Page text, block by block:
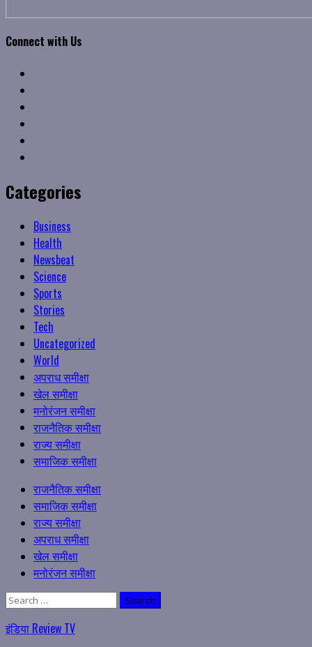
Connect with Us
Categories
Business
Health
Newsbeat
Science
Sports
Stories
Tech
Uncategorized
World
अपराध समीक्षा
खेल समीक्षा
मनोरंजन समीक्षा
राजनैतिक समीक्षा
राज्य समीक्षा
समाजिक समीक्षा
Primary
Menu
राजनैतिक समीक्षा
समाजिक समीक्षा
राज्य समीक्षा
अपराध समीक्षा
खेल समीक्षा
मनोरंजन समीक्षा
Search
इंडिया Review TV